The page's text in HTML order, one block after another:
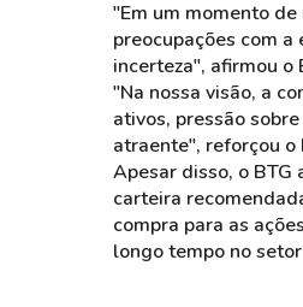
"Em um momento
preocupações com
incerteza", afirmou o
"Na nossa visão, a
ativos, pressão
atraente", reforçou o
Apesar disso, o BTG
carteira
compra para as
longo tempo no